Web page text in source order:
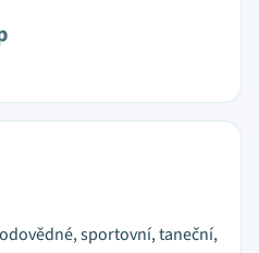
sportovní, taneční,